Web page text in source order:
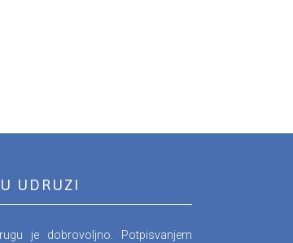
UDRUZI
je dobrovoljno. Potpisvanjem